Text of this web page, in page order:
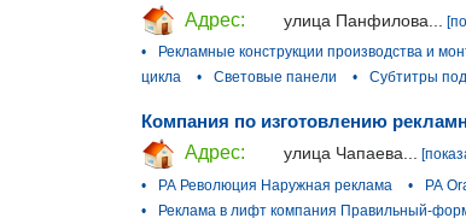
Адрес:
улица Панфилова...
•
Рекламные конструкции производства и
цикла
• Световые панели • Субтитры
Компания по изготовлению
Адрес:
улица Чапаева...
•
РА Революция Наружная реклама • РА
•
Реклама в лифт компания Правильный-